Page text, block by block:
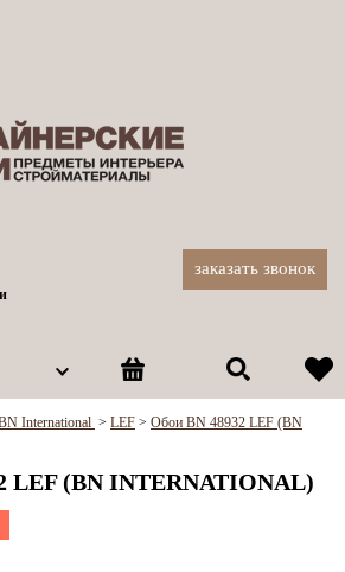
заказать звонок
International > LEF > Обои BN 48932 LEF (BN
LEF (BN INTERNATIONAL)